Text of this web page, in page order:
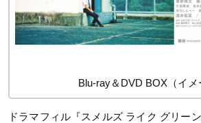
Blu-ray＆DVD BOX（イメ
ドラマフィル『スメルズ ライク グリー